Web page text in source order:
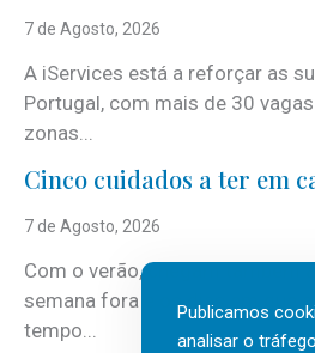
7 de Agosto, 2026
A iServices está a reforçar as
Portugal, com mais de 30
zonas...
Cinco cuidados a ter em
7 de Agosto, 2026
Com o verão, chegam também
semana fora e os dias em que a
tempo...
Publicamos
analisar o